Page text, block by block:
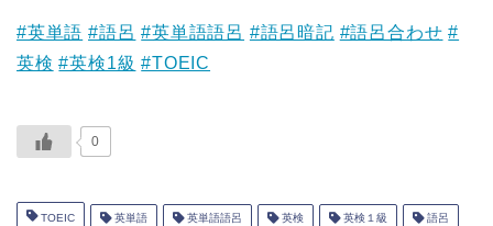
#英単語 #語呂 #英単語語呂 #語呂暗記 #語呂合わせ #
英検 #英検1級 #TOEIC
0
TOEIC 英単語 英単語語呂 英検 英検１級 語呂